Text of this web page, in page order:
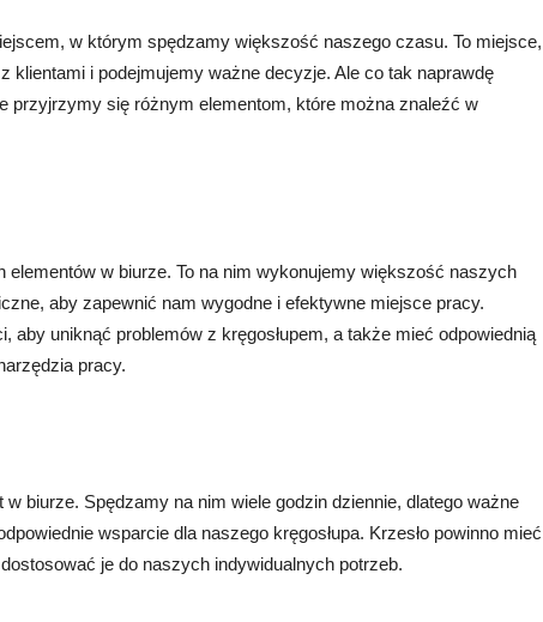
w którym spędzamy większość naszego czasu. To miejsce,
klientami i podejmujemy ważne decyzje. Ale co tak naprawdę
przyjrzymy się różnym elementom, które można znaleźć w
elementów w biurze. To na nim wykonujemy większość naszych
aby zapewnić nam wygodne i efektywne miejsce pracy.
aby uniknąć problemów z kręgosłupem, a także mieć odpowiednią
pracy.
w biurze. Spędzamy na nim wiele godzin dziennie, dlatego ważne
wsparcie dla naszego kręgosłupa. Krzesło powinno mieć
je do naszych indywidualnych potrzeb.